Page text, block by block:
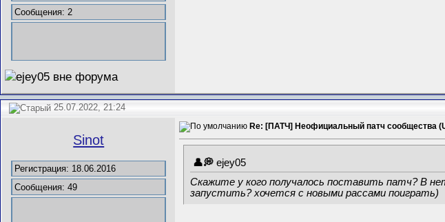
Сообщения: 2
25.07.2022, 21:24
Sinot
Регистрация: 18.06.2016
Сообщения: 49
Re: [ПАТЧ] Неофициальный патч сообщества
ejey05
Скажите у кого получалось поставить патч? В
запустить? хочется с новыми рассами поиграть)